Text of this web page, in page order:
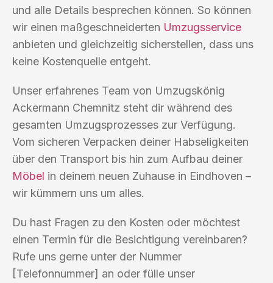
und alle Details besprechen können. So können
wir einen maßgeschneiderten Umzugsservice
anbieten und gleichzeitig sicherstellen, dass uns
keine Kostenquelle entgeht.
Unser erfahrenes Team von Umzugskönig
Ackermann Chemnitz steht dir während des
gesamten Umzugsprozesses zur Verfügung.
Vom sicheren Verpacken deiner Habseligkeiten
über den Transport bis hin zum Aufbau deiner
Möbel in deinem neuen Zuhause in Eindhoven –
wir kümmern uns um alles.
Du hast Fragen zu den Kosten oder möchtest
einen Termin für die Besichtigung vereinbaren?
Rufe uns gerne unter der Nummer
[Telefonnummer] an oder fülle unser